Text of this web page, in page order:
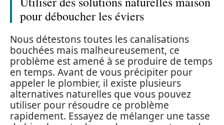
pour déboucher les éviers
Nous détestons toutes les canalisations
bouchées mais malheureusement, ce
problème est amené à se produire de temps
en temps. Avant de vous précipiter pour
appeler le plombier, il existe plusieurs
alternatives naturelles que vous pouvez
utiliser pour résoudre ce problème
rapidement. Essayez de mélanger une tasse